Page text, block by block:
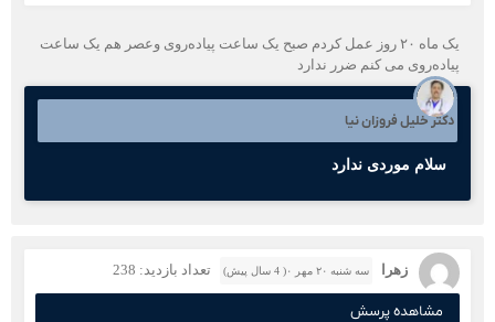
یک ماه ۲۰ روز عمل کردم صبح یک ساعت پیاده‌روی وعصر هم یک ساعت
پیاده‌روی می کنم ضرر ندارد
دکتر خلیل فروزان نیا
سلام موردی ندارد
زهرا سه شنبه ۲۰ مهر ۰( 4 سال پیش) تعداد بازدید: 238
مشاهده پرسش